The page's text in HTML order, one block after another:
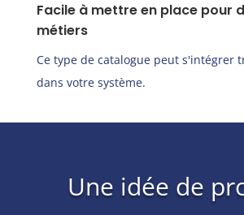
Facile à mettre en place pour
métiers
Ce type de catalogue peut s'intégrer
dans votre système.
Une idée de